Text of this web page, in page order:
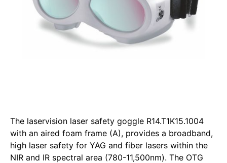
The laservision laser safety goggle R14.T1K15.1004
with an aired foam frame (A), provides a broadband,
high laser safety for YAG and fiber lasers within the
NIR and IR spectral area (780-11,500nm). The OTG